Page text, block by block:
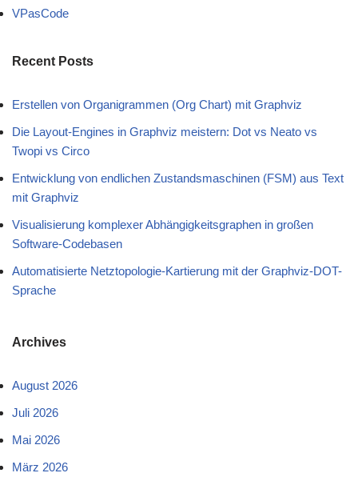
VPasCode
Recent Posts
Erstellen von Organigrammen (Org Chart) mit Graphviz
Die Layout-Engines in Graphviz meistern: Dot vs Neato vs
Twopi vs Circo
Entwicklung von endlichen Zustandsmaschinen (FSM) aus Text
mit Graphviz
Visualisierung komplexer Abhängigkeitsgraphen in großen
Software-Codebasen
Automatisierte Netztopologie-Kartierung mit der Graphviz-DOT-
Sprache
Archives
August 2026
Juli 2026
Mai 2026
März 2026